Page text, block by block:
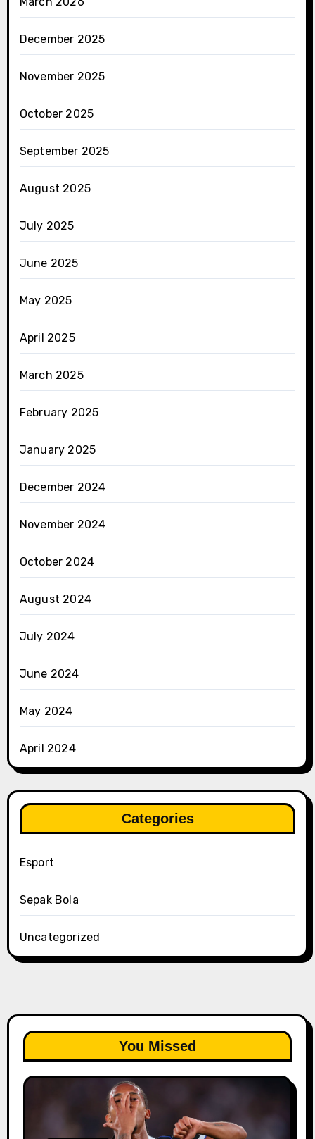
December 2025
November 2025
October 2025
September 2025
August 2025
July 2025
June 2025
May 2025
April 2025
March 2025
February 2025
January 2025
December 2024
November 2024
October 2024
August 2024
July 2024
June 2024
May 2024
April 2024
Categories
Esport
Sepak Bola
Uncategorized
You Missed